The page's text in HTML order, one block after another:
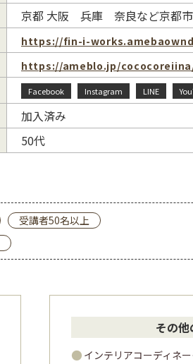
京都 大阪 兵庫 奈良など京都市
https://fin-i-
https://ameblo.jp/
Facebook Instagram LINE
加入済み
50代
受講者50名以上
その
インテリアコーディネ